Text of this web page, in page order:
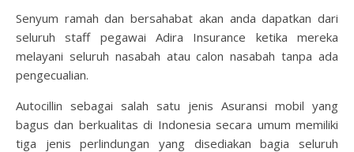
Senyum ramah dan bersahabat akan anda dapatkan dari
seluruh staff pegawai Adira Insurance ketika mereka
melayani seluruh nasabah atau calon nasabah tanpa ada
pengecualian.
Autocillin sebagai salah satu jenis Asuransi mobil yang
bagus dan berkualitas di Indonesia secara umum memiliki
tiga jenis perlindungan yang disediakan bagia seluruh